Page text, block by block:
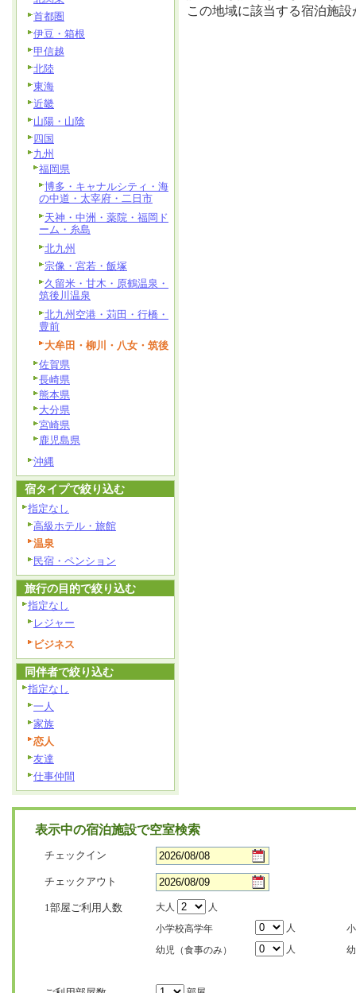
この地域に該当する宿泊施
首都圏
伊豆・箱根
甲信越
北陸
東海
近畿
山陽・山陰
四国
九州
福岡県
博多・キャナルシティ・海
の中道・太宰府・二日市
天神・中洲・薬院・福岡ド
ーム・糸島
北九州
宗像・宮若・飯塚
久留米・甘木・原鶴温泉・
筑後川温泉
北九州空港・苅田・行橋・
豊前
大牟田・柳川・八女・筑後
佐賀県
長崎県
熊本県
大分県
宮崎県
鹿児島県
沖縄
宿タイプで絞り込む
指定なし
高級ホテル・旅館
温泉
民宿・ペンション
旅行の目的で絞り込む
指定なし
レジャー
ビジネス
同伴者で絞り込む
指定なし
一人
家族
恋人
友達
仕事仲間
表示中の宿泊施設で空室検索
チェックイン
チェックアウト
1部屋ご利用人数 大人
人
小学校高学年
人
幼児（食事のみ）
人